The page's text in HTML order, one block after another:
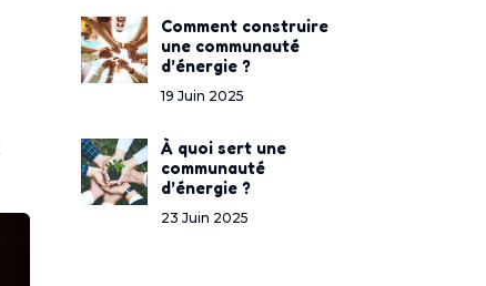
Comment construire
une communauté
d’énergie ?
19 Juin 2025
À quoi sert une
communauté
d’énergie ?
23 Juin 2025